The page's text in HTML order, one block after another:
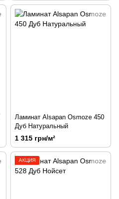
Ламинат Alsapan Osmoze 450
Дуб Натуральный
1 315 грн/м²
АКЦИЯ